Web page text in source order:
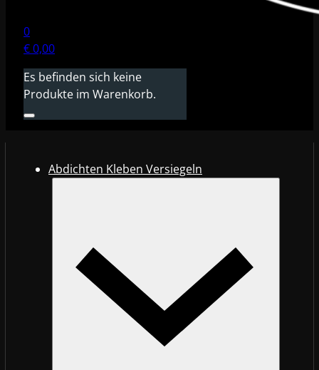
0
€0,00
Es befinden sich keine
Produkte im Warenkorb.
Abdichten Kleben Versiegeln